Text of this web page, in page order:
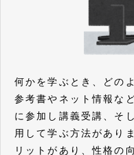
何かを学ぶとき、どの
参考書やネット情報な
に参加し講義受講、そ
用して学ぶ方法があり
リットがあり、性格の